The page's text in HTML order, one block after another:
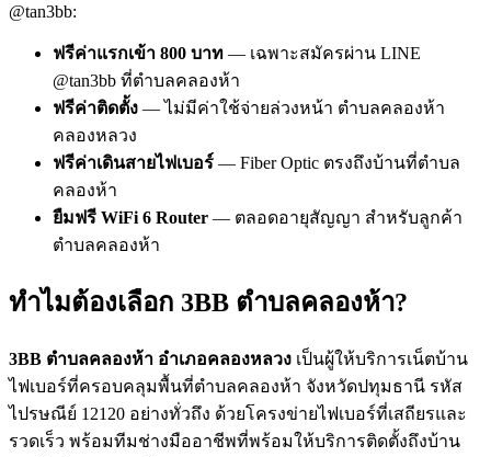
@tan3bb:
ฟรีค่าแรกเข้า 800 บาท — เฉพาะสมัครผ่าน LINE
@tan3bb ที่ตำบลคลองห้า
ฟรีค่าติดตั้ง — ไม่มีค่าใช้จ่ายล่วงหน้า ตำบลคลองห้า
คลองหลวง
ฟรีค่าเดินสายไฟเบอร์ — Fiber Optic ตรงถึงบ้านที่ตำบล
คลองห้า
ยืมฟรี WiFi 6 Router — ตลอดอายุสัญญา สำหรับลูกค้า
ตำบลคลองห้า
ทำไมต้องเลือก 3BB ตำบลคลองห้า?
3BB ตำบลคลองห้า อำเภอคลองหลวง เป็นผู้ให้บริการเน็ตบ้าน
ไฟเบอร์ที่ครอบคลุมพื้นที่ตำบลคลองห้า จังหวัดปทุมธานี รหัส
ไปรษณีย์ 12120 อย่างทั่วถึง ด้วยโครงข่ายไฟเบอร์ที่เสถียรและ
รวดเร็ว พร้อมทีมช่างมืออาชีพที่พร้อมให้บริการติดตั้งถึงบ้าน